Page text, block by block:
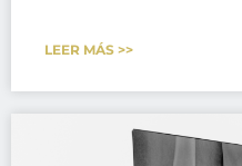
LEER MÁS >>